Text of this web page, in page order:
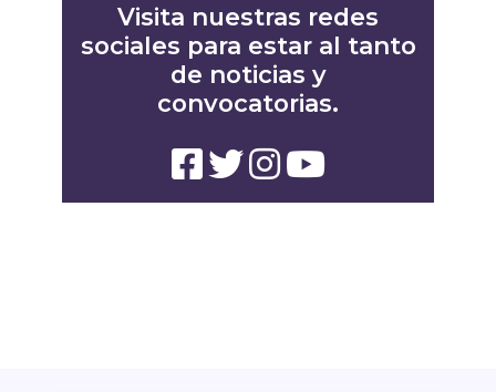
Visita nuestras redes
sociales para estar al tanto
de noticias y
convocatorias.